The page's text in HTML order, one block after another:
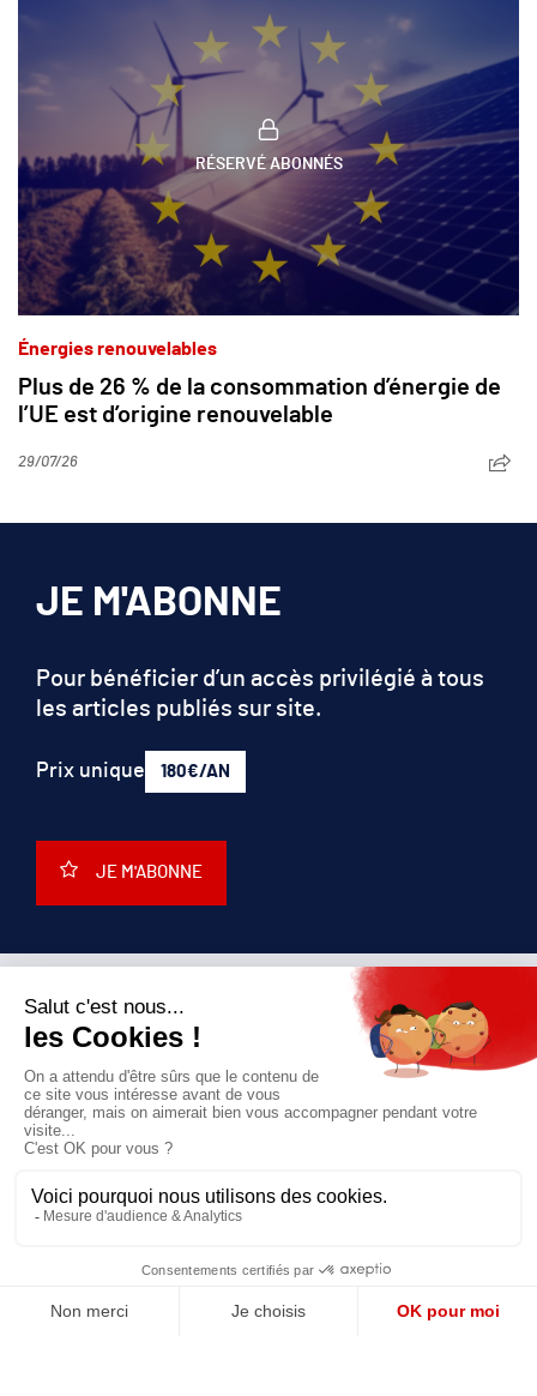
RÉSERVÉ ABONNÉS
Énergies renouvelables
Plus de 26 % de la consommation d’énergie de
l’UE est d’origine renouvelable
29/07/26
QUI SOMMES-NOUS?
MENTIONS LÉGALES
POLITIQUE DE CONFIDENTIALITÉ
Suivez toutes nos actualités !
JE M'ABONNE
Pour bénéficier d’un accès privilégié à tous
les articles publiés sur site.
Prix unique 180€/AN
JE M'ABONNE